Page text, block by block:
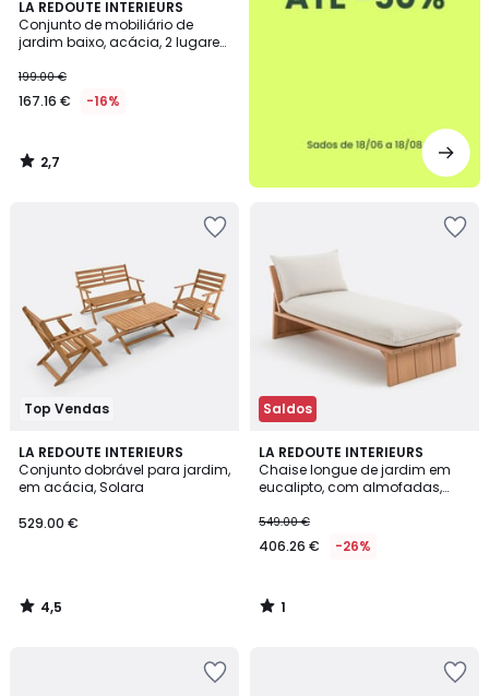
LA REDOUTE INTERIEURS
Conjunto de mobiliário de
jardim baixo, acácia, 2 lugares,
pés, LIVIE
199.00 €
167.16 € -16%
2,7
/ 5
2,7
/
Top Vendas
LA REDOUTE INTERIEURS
Conjunto dobrável para jardim,
em acácia, Solara
529.00 €
4,5
/ 5
4,5
/
Saldos
LA REDOUTE INTERIEURS
Chaise longue de jardim em
eucalipto, com almofadas,
549.00 €
406.26 € -26%
1
/
5
1
/